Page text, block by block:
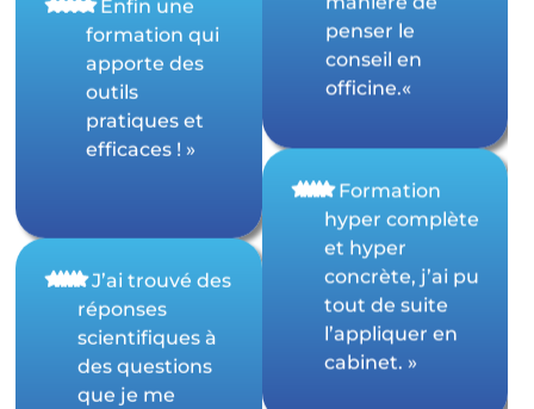
« Enfin une
formation qui
apporte des
outils
pratiques et
«J’ai trouvé des
réponses
scientifiques à
des questions
penser le
conseil en
officine.«
hyper complète
et hyper
concrète, j’ai pu
tout de suite
l’appliquer en
cabinet. »